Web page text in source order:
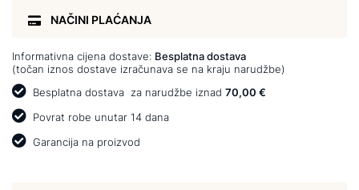
NAČINI PLAĆANJA
Informativna cijena dostave: Besplatna dostava
(točan iznos dostave izračunava se na kraju narudžbe)
Besplatna dostava za narudžbe iznad 70,00 €
Povrat robe unutar 14 dana
Garancija na proizvod